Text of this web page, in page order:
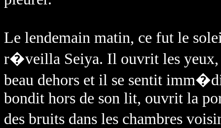
Le lendemain matin, ce fut le
r�veilla Seiya. Il ouvrit les
beau dehors et il se sentit
bondit hors de son lit, ouvrit la
des bruits dans les chambres